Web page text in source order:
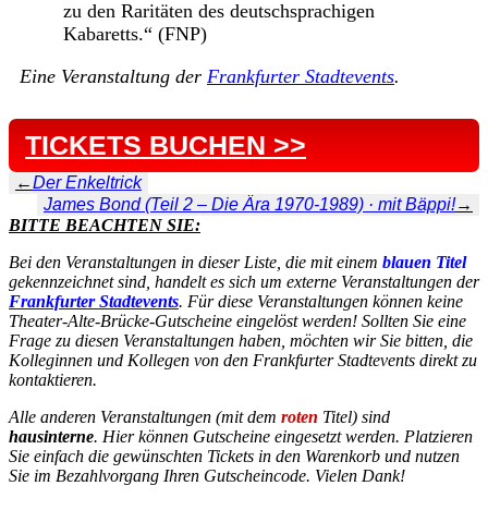
zu den Raritäten des deutschsprachigen
Kabaretts.“ (FNP)
Eine Veranstaltung der Frankfurter Stadtevents.
TICKETS BUCHEN >>
←Der Enkeltrick
James Bond (Teil 2 – Die Ära 1970-1989) · mit Bäppi!→
BITTE BEACHTEN SIE:
Bei den Veranstaltungen in dieser Liste, die mit einem blauen Titel
gekennzeichnet sind, handelt es sich um externe Veranstaltungen der
Frankfurter Stadtevents. Für diese Veranstaltungen können keine
Theater-Alte-Brücke-Gutscheine eingelöst werden! Sollten Sie eine
Frage zu diesen Veranstaltungen haben, möchten wir Sie bitten, die
Kolleginnen und Kollegen von den Frankfurter Stadtevents direkt zu
kontaktieren.
Alle anderen Veranstaltungen (mit dem roten Titel) sind
hausinterne. Hier können Gutscheine eingesetzt werden. Platzieren
Sie einfach die gewünschten Tickets in den Warenkorb und nutzen
Sie im Bezahlvorgang Ihren Gutscheincode. Vielen Dank!